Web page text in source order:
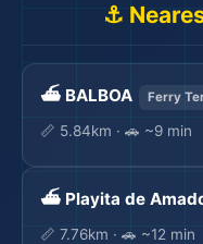
⚓
⛴️ BALBOA Ferry
📏 5.84km · 🚗 ~9 min
⛴️ Playita de
📏 7.76km · 🚗 ~12 min